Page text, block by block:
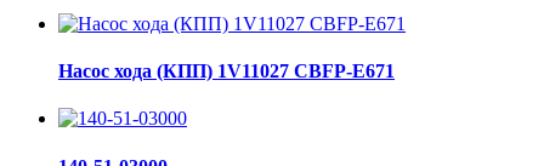
Насос хода (КПП) 1V11027 CBFP-E671